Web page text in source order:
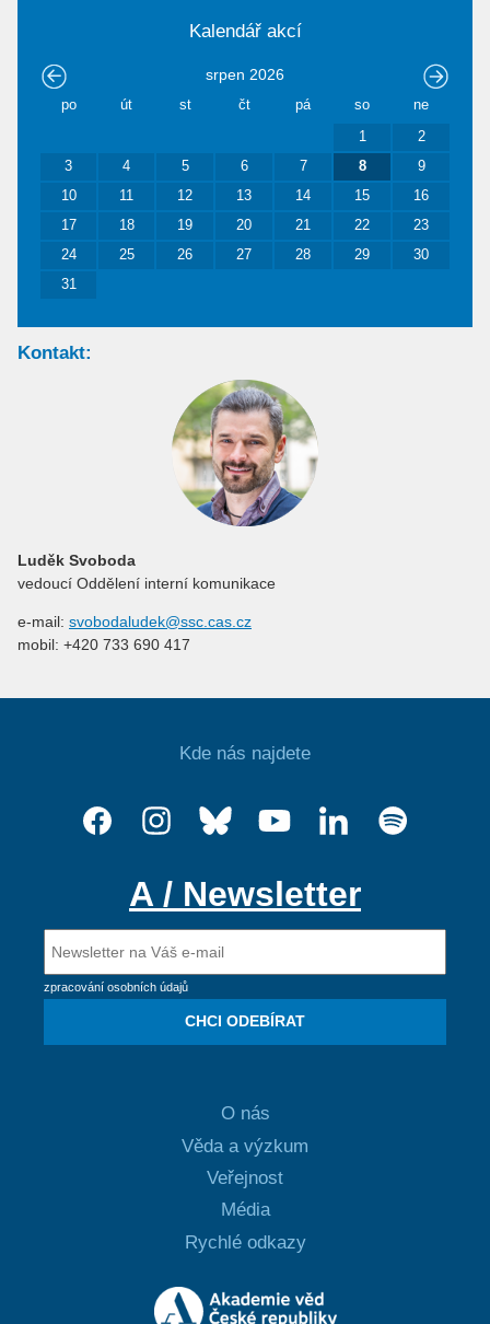
Kalendář akcí
srpen 2026
po út st čt pá so ne
1
2
3
4 5 6 7 8
9
10
11 12 13 14 15
16
17
18 19 20 21 22
23
24
25 26 27 28 29
30
31
Kontakt:
Luděk Svoboda
vedoucí Oddělení interní komunikace
e-mail: svobodaludek@ssc.cas.cz
mobil: +420 733 690 417
Kde nás najdete
A / Newsletter
zpracování osobních údajů
CHCI ODEBÍRAT
O nás
Věda a výzkum
Veřejnost
Média
Rychlé odkazy